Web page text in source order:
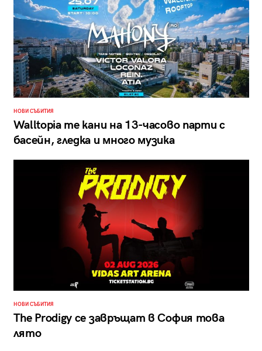
НОВИ СЪБИТИЯ
Walltopia те кани на 13-часово парти с
басейн, гледка и много музика
НОВИ СЪБИТИЯ
The Prodigy се завръщат в София това
лято